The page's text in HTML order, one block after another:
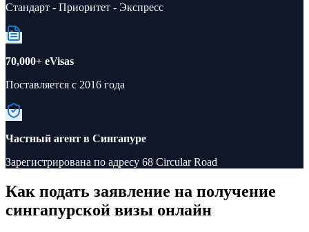
Стандарт - Приоритет - Экспресс
70,000+ eVisas
Поставляется с 2016 года
Частный агент в Сингапуре
Зарегистрирована по адресу 68 Circular Road
Как подать заявление на получение
сингапурской визы онлайн